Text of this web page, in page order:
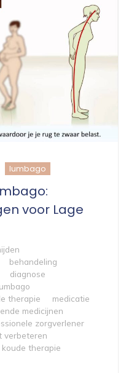
lumbago
voor Lage
behandeling
diagnose
therapie
medicatie
medicijnen
zorgverlener
verbeteren
therapie